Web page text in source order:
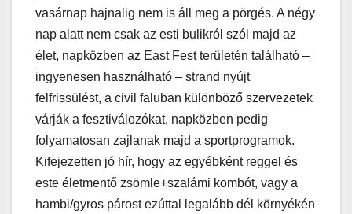
vasárnap hajnalig nem is áll meg a pörgés. A négy
nap alatt nem csak az esti bulikról szól majd az
élet, napközben az East Fest területén található –
ingyenesen használható – strand nyújt
felfrissülést, a civil faluban különböző szervezetek
várják a fesztiválozókat, napközben pedig
folyamatosan zajlanak majd a sportprogramok.
Kifejezetten jó hír, hogy az egyébként reggel és
este életmentő zsömle+szalámi kombót, vagy a
hambi/gyros párost ezúttal legalább dél környékén